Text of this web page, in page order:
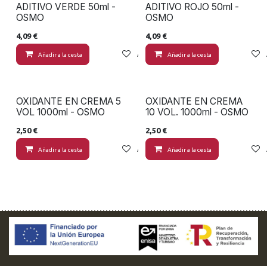
ADITIVO VERDE 50ml -
OSMO
4,09€
Añadir a la cesta Añadir a lista de deseos
ADITIVO ROJO 50ml -
OSMO
4,09€
Añadir a la cesta
OXIDANTE EN CREMA 5
VOL 1000ml - OSMO
2,50€
Añadir a la cesta Añadir a lista de deseos
OXIDANTE EN CREMA
10 VOL. 1000ml - OSMO
2,50€
Añadir a la cesta